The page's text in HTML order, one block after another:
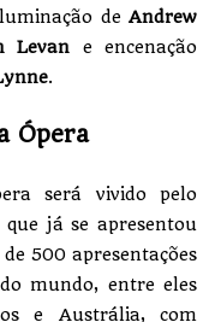
deAndrew
Levan e encenação
.
Ópera
será vivido pelo
que já se apresentou
500 apresentações
mundo, entre eles
e Austrália, com